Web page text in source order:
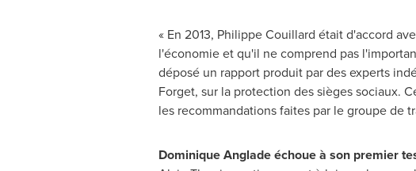
« En 2013, Philippe Couillard était d'accord
l'économie et qu'il ne comprend pas
déposé un rapport produit par des experts
Forget, sur la protection des sièges sociaux.
les recommandations faites par le groupe de
Dominique Angladeéchoue à son premier